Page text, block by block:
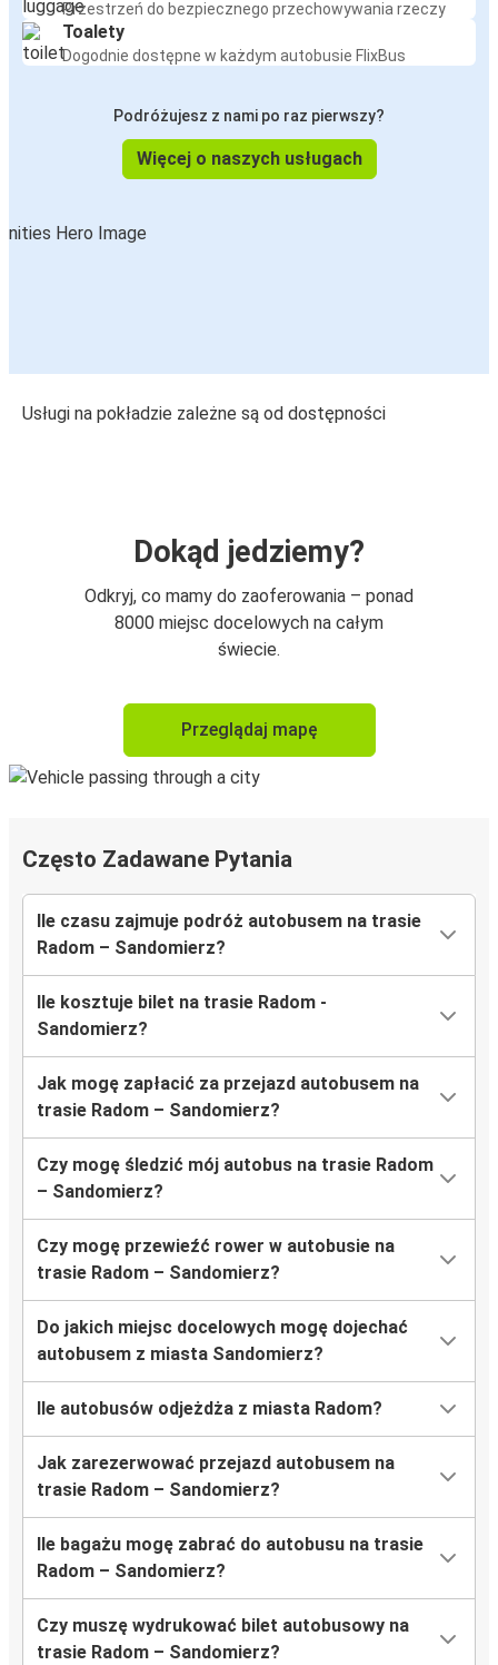
Przestrzeń do bezpiecznego przechowywania rzeczy
Toalety
Dogodnie dostępne w każdym autobusie FlixBus
Podróżujesz z nami po raz pierwszy?
Więcej o naszych usługach
Usługi na pokładzie zależne są od dostępności
Dokąd jedziemy?
Odkryj, co mamy do zaoferowania – ponad
8000 miejsc docelowych na całym
świecie.
Przeglądaj mapę
Często Zadawane Pytania
Ile czasu zajmuje podróż autobusem na trasie
Radom – Sandomierz?
Ile kosztuje bilet na trasie Radom -
Sandomierz?
Jak mogę zapłacić za przejazd autobusem na
trasie Radom – Sandomierz?
Czy mogę śledzić mój autobus na trasie Radom
– Sandomierz?
Czy mogę przewieźć rower w autobusie na
trasie Radom – Sandomierz?
Do jakich miejsc docelowych mogę dojechać
autobusem z miasta Sandomierz?
Ile autobusów odjeżdża z miasta Radom?
Jak zarezerwować przejazd autobusem na
trasie Radom – Sandomierz?
Ile bagażu mogę zabrać do autobusu na trasie
Radom – Sandomierz?
Czy muszę wydrukować bilet autobusowy na
trasie Radom – Sandomierz?